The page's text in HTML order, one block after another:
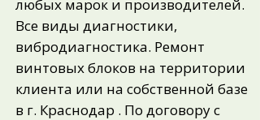
любых марок и производителей.
Все виды диагностики,
вибродиагностика. Ремонт
винтовых блоков на территории
клиента или на собственной базе
в г. Краснодар . По договору с